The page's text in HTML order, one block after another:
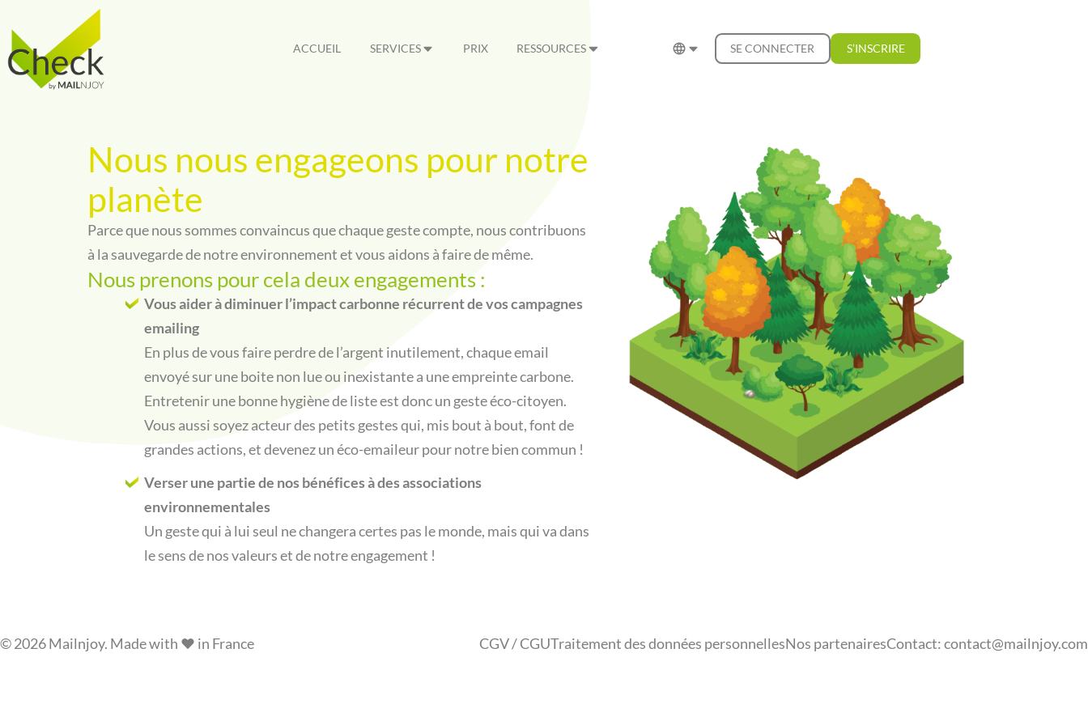
au
contenu
ACCUEIL SERVICES PRIX RESSOURCES SE CONNECTER S’INSCRIRE
Nous nous engageons pour notre
planète
Parce que nous sommes convaincus que chaque geste compte, nous contribuons
à la sauvegarde de notre environnement et vous aidons à faire de même.
Nous prenons pour cela deux engagements :
Vous aider à diminuer l’impact carbonne récurrent de vos campagnes
emailing
En plus de vous faire perdre de l’argent inutilement, chaque email
envoyé sur une boite non lue ou inexistante a une empreinte carbone.
Entretenir une bonne hygiène de liste est donc un geste éco-citoyen.
Vous aussi soyez acteur des petits gestes qui, mis bout à bout, font de
grandes actions, et devenez un éco-emaileur pour notre bien commun !
Verser une partie de nos bénéfices à des associations
environnementales
Un geste qui à lui seul ne changera certes pas le monde, mais qui va dans
le sens de nos valeurs et de notre engagement !
© 2026 Mailnjoy. Made with ❤️ in France CGV / CGUTraitement des données personnellesNos partenairesContact:contact@mailnjoy.com